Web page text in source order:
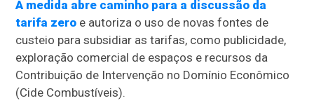
A medida abre caminho para a discussão da
tarifa zero e autoriza o uso de novas fontes de
custeio para subsidiar as tarifas, como publicidade,
exploração comercial de espaços e recursos da
Contribuição de Intervenção no Domínio Econômico
(Cide Combustíveis).